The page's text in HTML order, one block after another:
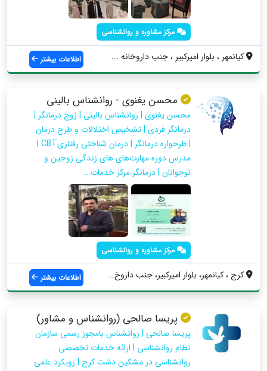
مرکز مشاوره و روانشناسی
کیانمهر ، بلوار امیرکبیر ، جنب داروخانه ... اطلاعات بیشتر
محسن یغنوی - روانشناس بالینی
محسن یغنوی | روانشناس بالینی | زوج درمانگر |
درمانگر فردی | تشخیص اختلالات و طرح درمان
| طرحواره درمانگر | درمان شناختی رفتاریCBT |
مدرس دوره مهارت‌های های زندگی زوجین و
نوجوانان | درمانگر مرکز خدمات...
مرکز مشاوره و روانشناسی
کرج ، کیانمهر، بلوار امیرکبیر، جنب داروخ... اطلاعات بیشتر
پریسا صالحی (روانشناس و مشاور)
پریسا صالحی | روانشناس بامجوز رسمی سازمان
نظام روانشناسی | ارائه خدمات تخصصی
روانشناسی در مشکین دشت کرج | رویکرد علمی